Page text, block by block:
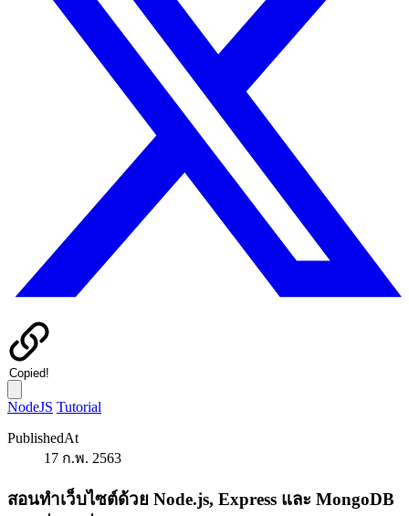
Copied!
NodeJS Tutorial
PublishedAt
17 ก.พ. 2563
สอนทำเว็บไซต์ด้วย Node.js, Express และ MongoDB